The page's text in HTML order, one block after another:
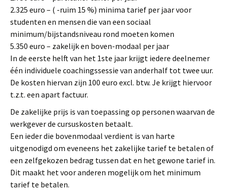
2.325 euro – ( -ruim 15 %) minima tarief per jaar voor
studenten en mensen die van een sociaal
minimum/bijstandsniveau rond moeten komen
5.350 euro – zakelijk en boven-modaal per jaar
In de eerste helft van het 1ste jaar krijgt iedere deelnemer
één individuele coachingssessie van anderhalf tot twee uur.
De kosten hiervan zijn 100 euro excl. btw. Je krijgt hiervoor
t.z.t. een apart factuur.
De zakelijke prijs is van toepassing op personen waarvan de
werkgever de cursuskosten betaalt.
Een ieder die bovenmodaal verdient is van harte
uitgenodigd om eveneens het zakelijke tarief te betalen of
een zelfgekozen bedrag tussen dat en het gewone tarief in.
Dit maakt het voor anderen mogelijk om het minimum
tarief te betalen.